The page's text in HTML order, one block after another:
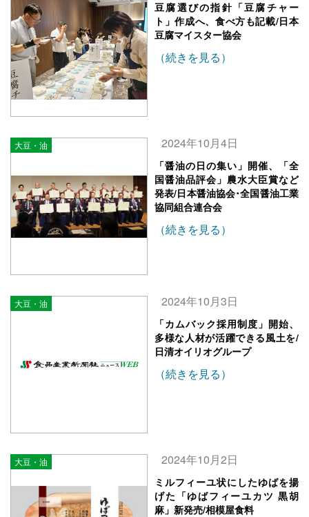
豆腐選びの指針「豆腐チャー
ト」作成へ、食べ方も記載/日本
豆腐マイスター協会
（続きを見る）
大豆・油 2024年10月4日
「醤油の日の集い」開催、「全
国醤油品評会」農水大臣賞など
発表/日本醤油協会･全国醤油工業
協同組合連合会
（続きを見る）
大豆・油 2024年10月3日
「カムバック採用制度」開始、
多様な人材が活躍できる風土を/
日清オイリオグループ
（続きを見る）
大豆・油 2024年10月2日
ミルフィーユ状にしたゆばを揚
げた「ゆばフィーユカツ 黒胡
麻」新発売/相模屋食料